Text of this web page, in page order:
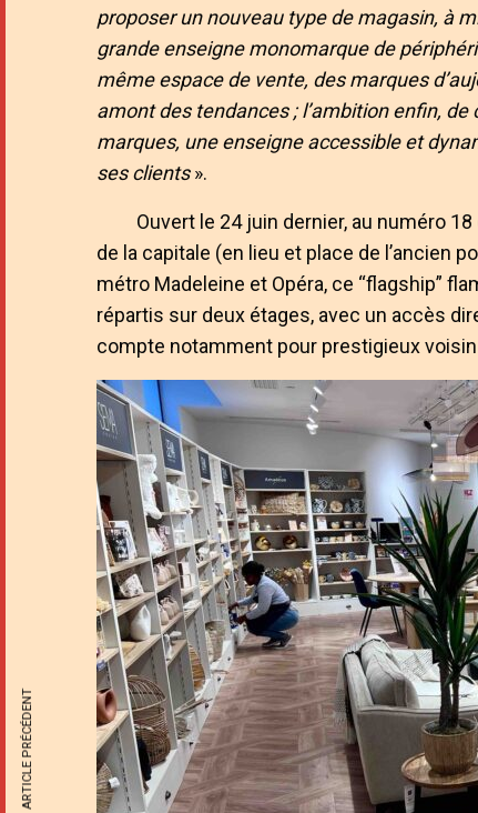
proposer un nouveau type de magasin, à
grande enseigne monomarque de
même espace de vente, des marques
amont des tendances ; l’ambition enfin,
marques, une enseigne accessible et
ses clients».
Ouvert le 24 juin dernier, au numéro
de la capitale (en lieu et place de l’ancien
métro Madeleine et Opéra, ce “flagship”
répartis sur deux étages, avec un accès
compte notamment pour prestigieux voisin
ARTICLE PRÉCÉDENT